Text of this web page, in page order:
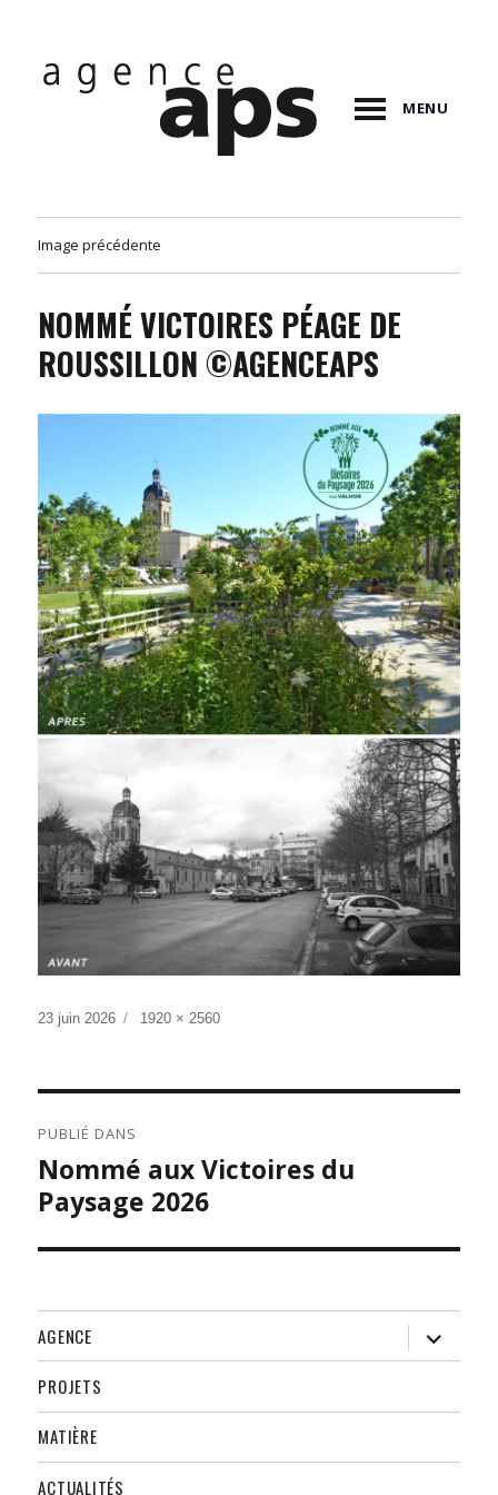
MENU
Image précédente
NOMMÉ VICTOIRES PÉAGE DE
ROUSSILLON ©AGENCEAPS
Publié
23 juin 2026
Taille
1920 × 2560
DE
L’ARTICLE
PUBLIÉ DANS
Nommé aux Victoires du
Paysage 2026
AGENCE ouvrir
le
sous-
PROJETS
MATIÈRE
ACTUALITÉS